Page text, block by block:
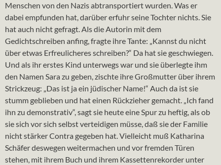
Menschen von den Nazis abtransportiert wurden. Was er
dabei empfunden hat, darüber erfuhr seine Tochter nichts. Sie
hat auch nicht gefragt. Als die Autorin mit dem
Gedichtschreiben anfing, fragte ihre Tante: „Kannst du nicht
über etwas Erfreulicheres schreiben?“ Da hat sie geschwiegen.
Und als ihr erstes Kind unterwegs war und sie überlegte ihm
den Namen Sara zu geben, zischte ihre Großmutter über ihrem
Strickzeug: „Das ist ja ein jüdischer Name!“ Auch da ist sie
stumm geblieben und hat einen Rückzieher gemacht. „Ich fand
ihn zu demonstrativ“, sagt sie heute eine Spur zu heftig, als ob
sie sich vor sich selbst verteidigen müsse, daß sie der Familie
nicht stärker Contra gegeben hat. Vielleicht muß Katharina
Schäfer deswegen weitermachen und vor fremden Türen
stehen, mit ihrem Buch und ihrem Kassettenrekorder unter